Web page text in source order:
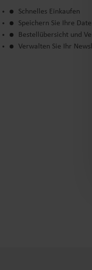
Schnelles Einkaufen
Speichern Sie Ihre
Bestellübersicht und
Verwalten Sie Ihr